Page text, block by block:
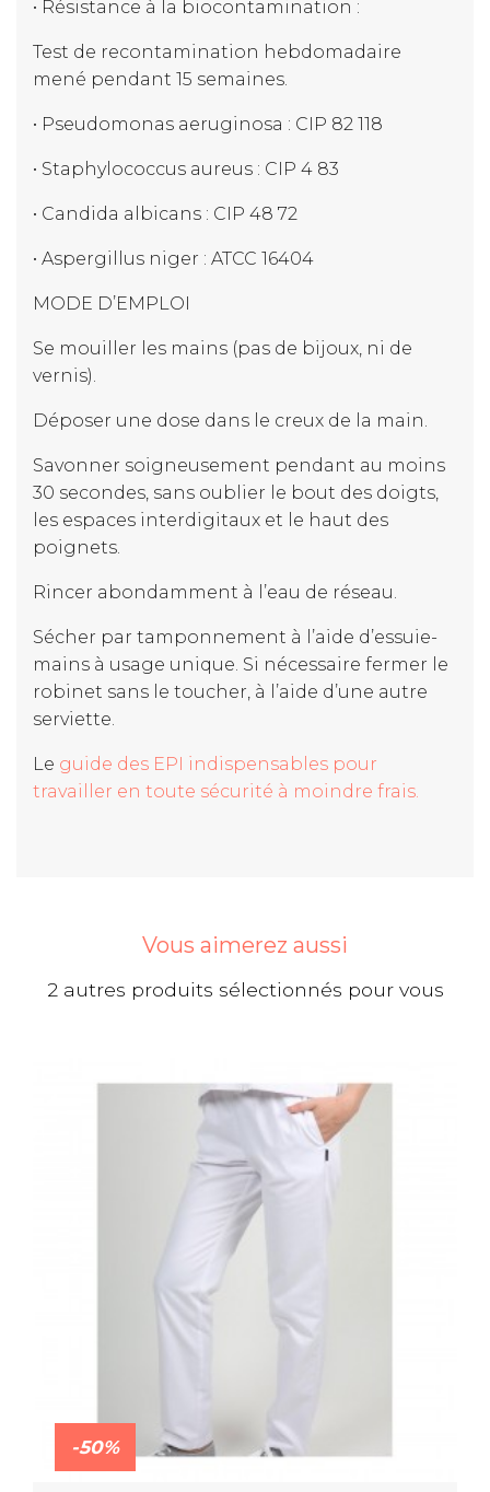
• Résistance à la biocontamination :
Test de recontamination hebdomadaire
mené pendant 15 semaines.
• Pseudomonas aeruginosa : CIP 82 118
• Staphylococcus aureus : CIP 4 83
• Candida albicans : CIP 48 72
• Aspergillus niger : ATCC 16404
MODE D’EMPLOI
Se mouiller les mains (pas de bijoux, ni de
vernis).
Déposer une dose dans le creux de la main.
Savonner soigneusement pendant au moins
30 secondes, sans oublier le bout des doigts,
les espaces interdigitaux et le haut des
poignets.
Rincer abondamment à l’eau de réseau.
Sécher par tamponnement à l’aide d’essuie-
mains à usage unique. Si nécessaire fermer le
robinet sans le toucher, à l’aide d’une autre
serviette.
Le guide des EPI indispensables pour
travailler en toute sécurité à moindre frais.
Vous aimerez aussi
2 autres produits sélectionnés pour vous
-50%